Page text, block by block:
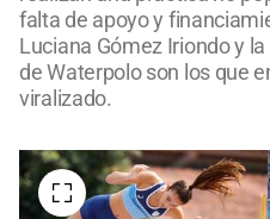
falta de apoyo y
Luciana Gómez Iriondo y
de Waterpolo son los que
viralizado.